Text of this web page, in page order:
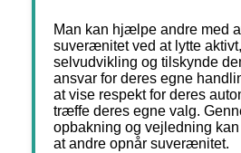
Man kan hjælpe andre med
suverænitet ved at lytte
selvudvikling og tilskynde
ansvar for deres egne
at vise respekt for deres
træffe deres egne valg.
opbakning og vejledning
at andre opnår suverænitet.